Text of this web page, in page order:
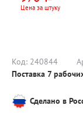
искусственный
Цена за штуку
Код: 240844
Поставка 7
Сделано в